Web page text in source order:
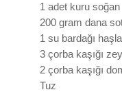
1 adet kuru soğan
200 gram dana
1 su bardağı
3 çorba kaşığı
2 çorba kaşığı
Tuz